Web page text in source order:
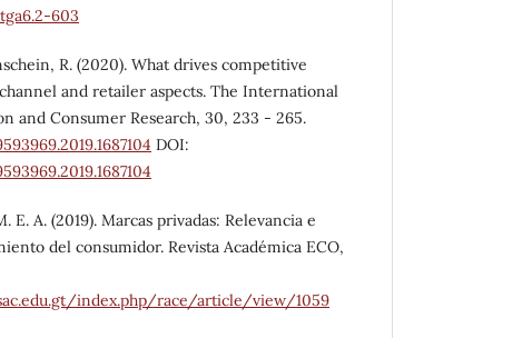
603
R. (2020). What drives competitive
and retailer aspects. The International
and Consumer Research, 30, 233 - 265.
DOI:
E. A. (2019). Marcas privadas: Relevancia e
del consumidor. Revista Académica ECO,
index.php/race/article/view/1059